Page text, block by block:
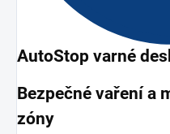
AutoStop varné
Bezpečné vaření a
zóny